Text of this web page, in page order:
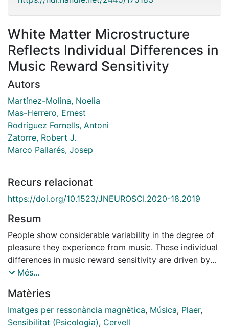
White Matter Microstructure
Reflects Individual Differences in
Music Reward Sensitivity
Autors
Martínez-Molina, Noelia
Mas-Herrero, Ernest
Rodríguez Fornells, Antoni
Zatorre, Robert J.
Marco Pallarés, Josep
Recurs relacionat
https://doi.org/10.1523/JNEUROSCI.2020-18.2019
Resum
People show considerable variability in the degree of
pleasure they experience from music. These individual
differences in music reward sensitivity are driven by
variability in functional connectivity between the
reward system, and the right superior temporal gyrus
(STG). However, it is unknown whether a
neuroanatomical basis exists for this variability. We
Més...
Matèries
Imatges per ressonància magnètica, Música, Plaer,
Sensibilitat (Psicologia), Cervell